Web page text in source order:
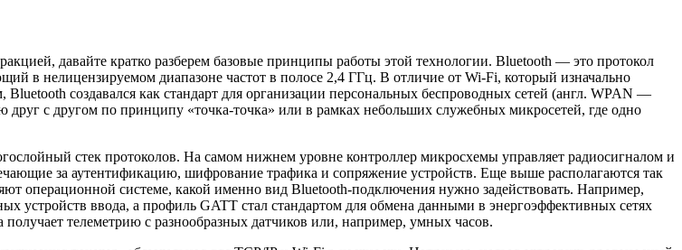
давайте кратко разберем базовые принципы работы этой технологии. Bluetooth — это протокол
в нелицензируемом диапазоне частот в полосе 2,4 ГГц. В отличие от Wi-Fi, который изначально
создавался как стандарт для организации персональных беспроводных сетей (англ. WPAN —
друг с другом по принципу «точка-точка» или в рамках небольших служебных микросетей, где одно
стек протоколов. На самом нижнем уровне контроллер микросхемы управляет радиосигналом и
за аутентификацию, шифрование трафика и сопряжение устройств. Еще выше располагаются так
операционной системе, какой именно вид Bluetooth-подключения нужно задействовать. Например,
устройств ввода, а профиль GATT стал стандартом для обмена данными в энергоэффективных сетях
телеметрию с разнообразных датчиков или, например, умных часов.